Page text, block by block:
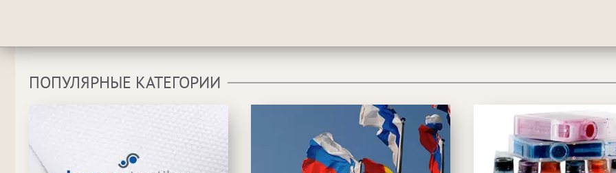
ПОПУЛЯРНЫЕ КАТЕГОРИИ